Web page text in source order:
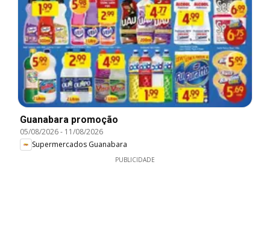
Guanabara promoção
05/08/2026- 11/08/2026
Supermercados Guanabara
PUBLICIDADE